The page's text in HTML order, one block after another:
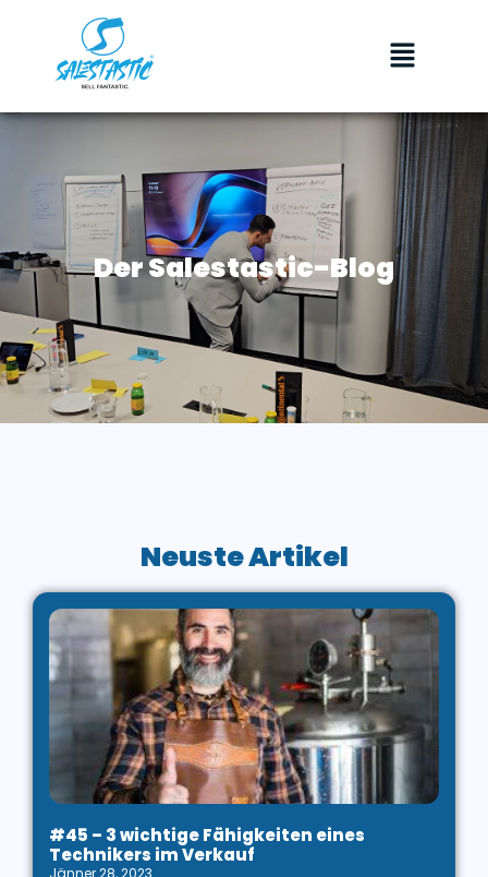
Der Salestastic-Blog
Neuste Artikel
#45 – 3 wichtige Fähigkeiten eines
Technikers im Verkauf